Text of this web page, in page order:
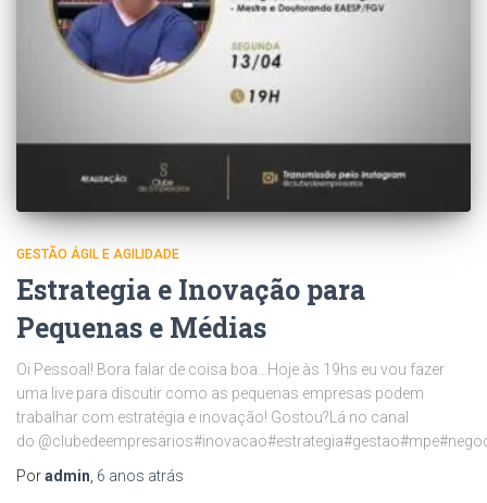
GESTÃO ÁGIL E AGILIDADE
Estrategia e Inovação para
Pequenas e Médias
Oi Pessoal! Bora falar de coisa boa…Hoje às 19hs eu vou fazer
uma live para discutir como as pequenas empresas podem
trabalhar com estratégia e inovação! Gostou?Lá no canal
do
Poradmin 6 anos atrás